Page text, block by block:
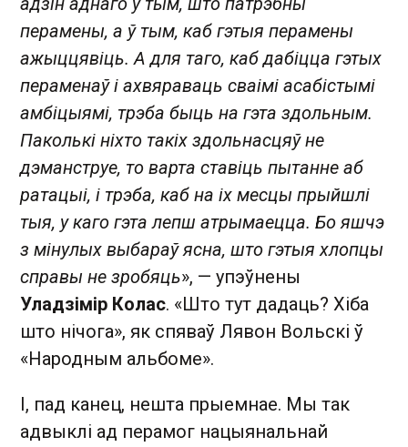
перамены, а ў тым, каб гэтыя перамены
ажыццявіць. А для таго, каб дабіцца гэтых
пераменаў і ахвяраваць сваімі асабістымі
амбіцыямі, трэба быць на гэта здольным.
Паколькі ніхто такіх здольнасцяў не
дэманструе, то варта ставіць пытанне аб
ратацыі, і трэба, каб на іх месцы прыйшлі
тыя, у каго гэта лепш атрымаецца. Бо яшчэ
з мінулых выбараў ясна, што гэтыя хлопцы
справы не зробяць», — упэўнены
Уладзімір Колас. «Што тут дадаць? Хіба
што нічога», як спяваў Лявон Вольскі ў
«Народным альбоме».
І, пад канец, нешта прыемнае. Мы так
адвыклі ад перамог нацыянальнай